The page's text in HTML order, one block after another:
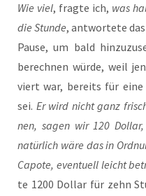
Wie viel, frag­te ich, was
die Stun­de, ant­wor­te­te
Pau­se, um bald
berech­nen wür­de, weil
viert war, bereits für
sei. Er wird nicht ganz
nen, sagen wir 120
natür­lich wäre das in
Capo­te, even­tu­ell leicht
te 1200 Dol­lar für zehn